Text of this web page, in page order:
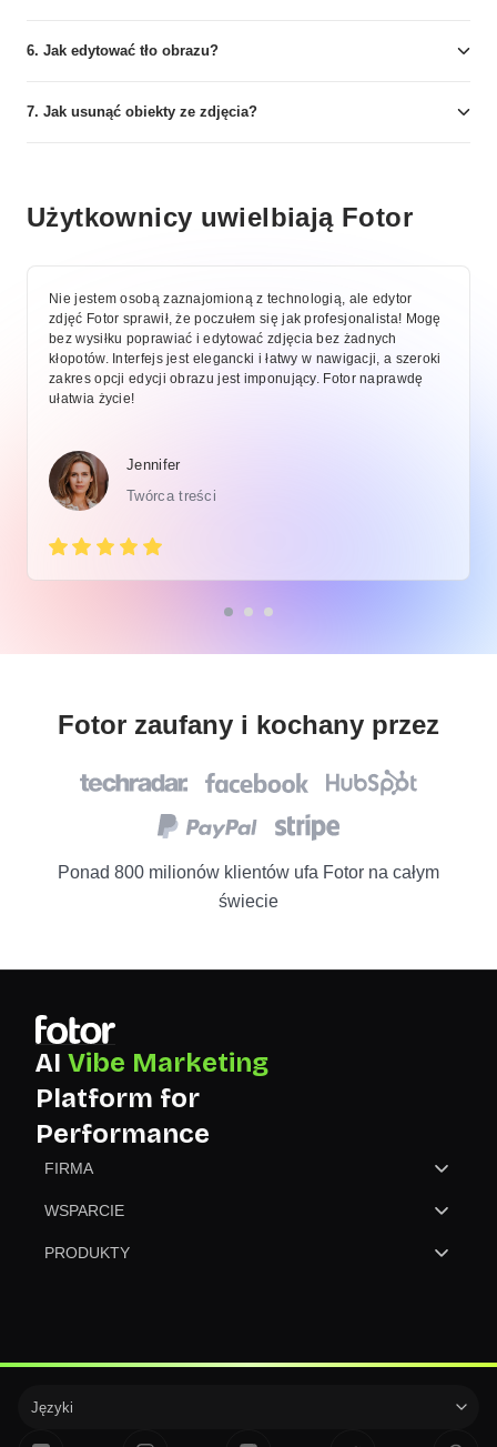
6. Jak edytować tło obrazu?
7. Jak usunąć obiekty ze zdjęcia?
Użytkownicy uwielbiają Fotor
Nie jestem osobą zaznajomioną z technologią, ale edytor
zdjęć Fotor sprawił, że poczułem się jak profesjonalista! Mogę
bez wysiłku poprawiać i edytować zdjęcia bez żadnych
kłopotów. Interfejs jest elegancki i łatwy w nawigacji, a szeroki
zakres opcji edycji obrazu jest imponujący. Fotor naprawdę
ułatwia życie!
Jennifer
Twórca treści
Fotor zaufany i kochany przez
Ponad 800 milionów klientów ufa Fotor na całym
świecie
AI Vibe Marketing
Platform for
Performance
FIRMA
O nas
Skontaktuj się z nami
WSPARCIE
Centrum pomocy
PRODUKTY
Języki